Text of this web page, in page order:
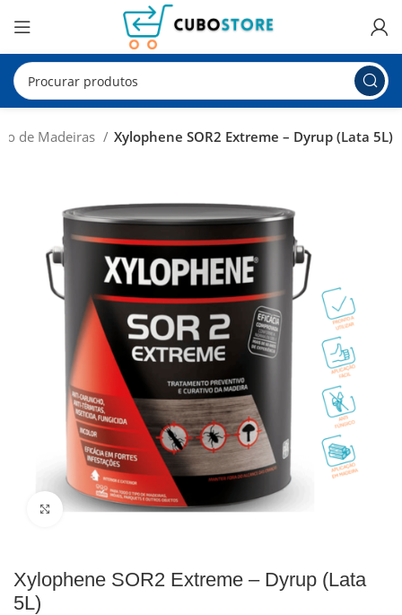
de Madeiras Xylophene SOR2 Extreme – Dyrup (Lata 5L)
Clique para ampliar
Xylophene SOR2 Extreme – Dyrup (Lata
5L)